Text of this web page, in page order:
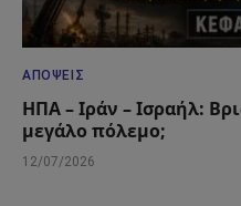
ΑΠΌΨΕΙΣ
ΗΠΑ – Ιράν – Ισραήλ:
μεγάλο πόλεμο;
12/07/2026